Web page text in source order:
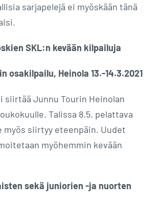
sarjapelejä ei myöskään tänä
SKL:n kevään kilpailuja
osakilpailu, Heinola 13.-14.3.2021
siirtää Junnu Tourin Heinolan
Talissa 8.5. pelattava
myös siirtyy eteenpäin. Uudet
myöhemmin kevään
sekä juniorien -ja nuorten